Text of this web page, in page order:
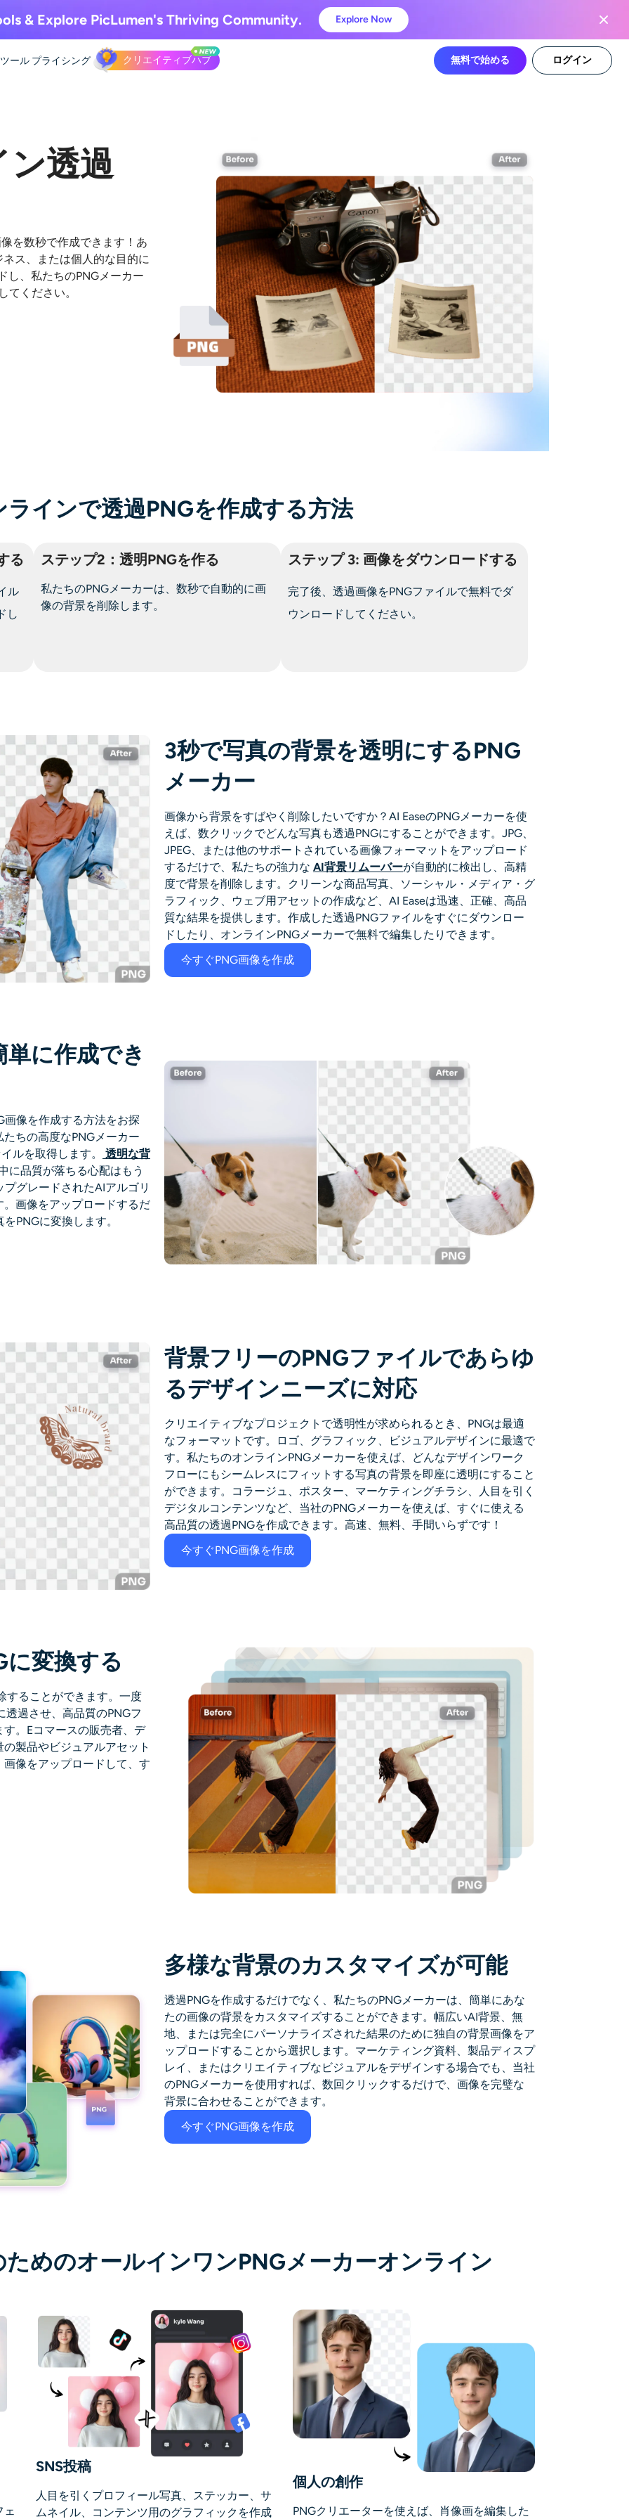
& ExplorePicLumen's Thriving Community. Explore Now
ール プライシング クリエイティブハブ 無料で始める ログイン
ン透過
を数秒で作成できます！あ
ス、または個人的な目的に
し、私たちのPNGメーカー
てください。
ラインで透過PNGを作成する方法
る
ル
し
ステップ2：透明PNGを作る
私たちのPNGメーカーは、数秒で自動的に画
像の背景を削除します。
ステップ 3: 画像をダウンロードする
完了後、透過画像をPNGファイルで無料でダ
ウンロードしてください。
3秒で写真の背景を透明にするPNG
メーカー
画像から背景をすばやく削除したいですか？AI EaseのPNGメーカーを使
えば、数クリックでどんな写真も透過PNGにすることができます。JPG、
JPEG、または他のサポートされている画像フォーマットをアップロード
するだけで、私たちの強力な AI背景リムーバーが自動的に検出し、高精
度で背景を削除します。クリーンな商品写真、ソーシャル・メディア・グ
ラフィック、ウェブ用アセットの作成など、AI Easeは迅速、正確、高品
質な結果を提供します。作成した透過PNGファイルをすぐにダウンロー
ドしたり、オンラインPNGメーカーで無料で編集したりできます。
今すぐPNG画像を作成
に作成でき
像を作成する方法をお探
ちの高度なPNGメーカー
ルを取得します。
透明な背
に品質が落ちる心配はもう
グレードされたAIアルゴリ
画像をアップロードするだ
PNGに変換します。
背景フリーのPNGファイルであらゆ
るデザインニーズに対応
クリエイティブなプロジェクトで透明性が求められるとき、PNGは最適
なフォーマットです。ロゴ、グラフィック、ビジュアルデザインに最適で
す。私たちのオンラインPNGメーカーを使えば、どんなデザインワーク
フローにもシームレスにフィットする写真の背景を即座に透明にすること
ができます。コラージュ、ポスター、マーケティングチラシ、人目を引く
デジタルコンテンツなど、当社のPNGメーカーを使えば、すぐに使える
高品質の透過PNGを作成できます。高速、無料、手間いらずです！
今すぐPNG画像を作成
に変換する
することができます。一度
過させ、高品質のPNGフ
。Eコマースの販売者、デ
製品やビジュアルアセット
像をアップロードして、す
多様な背景のカスタマイズが可能
透過PNGを作成するだけでなく、私たちのPNGメーカーは、簡単にあな
たの画像の背景をカスタマイズすることができます。幅広いAI背景、無
地、または完全にパーソナライズされた結果のために独自の背景画像をア
ップロードすることから選択します。マーケティング資料、製品ディスプ
レイ、またはクリエイティブなビジュアルをデザインする場合でも、当社
のPNGメーカーを使用すれば、数回クリックするだけで、画像を完璧な
背景に合わせることができます。
今すぐPNG画像を作成
めのオールインワンPNGメーカーオンライン
ェ
SNS投稿
人目を引くプロフィール写真、ステッカー、サ
ムネイル、コンテンツ用のグラフィックを作成
個人の創作
PNGクリエーターを使えば、肖像画を編集した